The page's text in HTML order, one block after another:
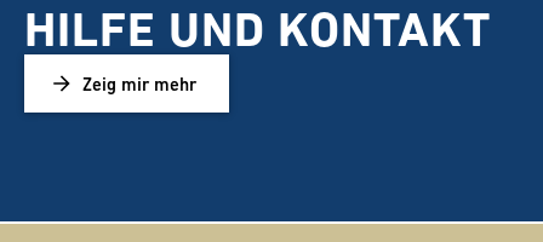
HILFE UND KONTAKT
Zeig mir mehr